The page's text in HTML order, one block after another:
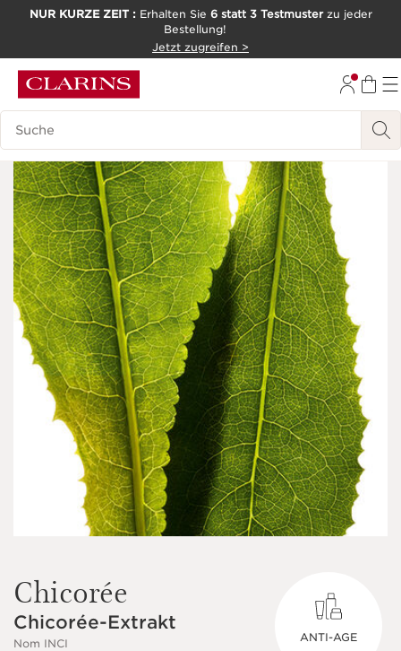
NUR KURZE ZEIT : Erhalten Sie 6 statt 3 Testmusterzu jeder
Bestellung!
Jetzt zugreifen >
Legende suchen
Chicorée
Chicorée-Extrakt
Nom INCI ANTI-AGE